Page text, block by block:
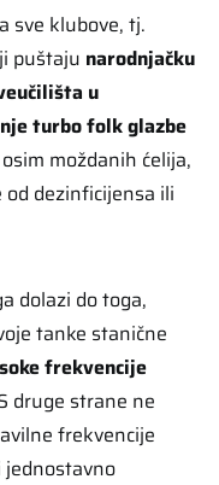
sve klubove, tj.
puštaju narodnjačku
u
turbo folk glazbe
moždanih ćelija,
od dezinficijensa ili
dolazi do toga,
tanke stanične
frekvencije
druge strane ne
frekvencije
jednostavno